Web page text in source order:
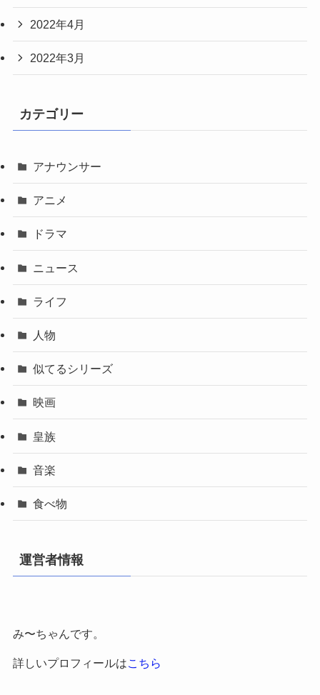
2022年4月
2022年3月
カテゴリー
アナウンサー
アニメ
ドラマ
ニュース
ライフ
人物
似てるシリーズ
映画
皇族
音楽
食べ物
運営者情報
み〜ちゃんです。
詳しいプロフィールはこちら